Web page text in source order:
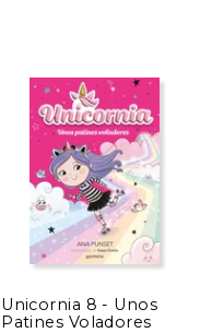
Unicornia 8 - Unos
Patines Voladores